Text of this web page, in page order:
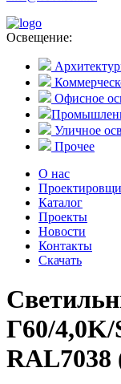
Освещение:
Офисное
Уличное
Прочее
О нас
Каталог
Проекты
Новости
Контакты
Скачать
Г60/4,0K/
RAL7038